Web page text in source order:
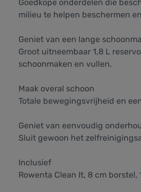
Goedkope onderdelen die
milieu te helpen beschermen
Geniet van een lange
Groot uitneembaar 1,8 L
schoonmaken en vullen.
Maak overal schoon
Totale bewegingsvrijheid en
Geniet van eenvoudig
Sluit gewoon het
Inclusief
Rowenta Clean It, 8 cm